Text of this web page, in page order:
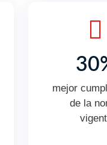
mejor
de la